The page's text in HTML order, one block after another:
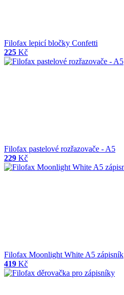
Filofax lepicí bločky Confetti
225 Kč
Filofax pastelové rozřazovače - A5
229 Kč
Filofax Moonlight White A5 zápisník
419 Kč